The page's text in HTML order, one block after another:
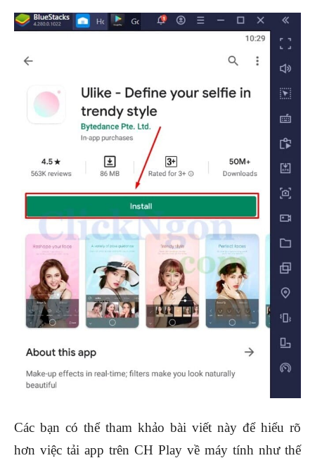
Các bạn có thể tham khảo bài viết này để hiểu rõ
hơn việc tải app trên CH Play về máy tính như thế